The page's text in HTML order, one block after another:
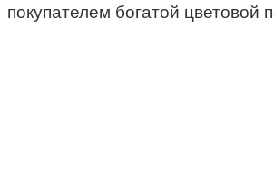
покупателем богатой цветовой